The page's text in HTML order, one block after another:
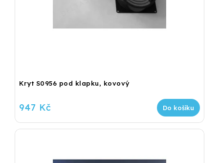
Kryt S0956 pod klapku, kovový
947 Kč Do košíku